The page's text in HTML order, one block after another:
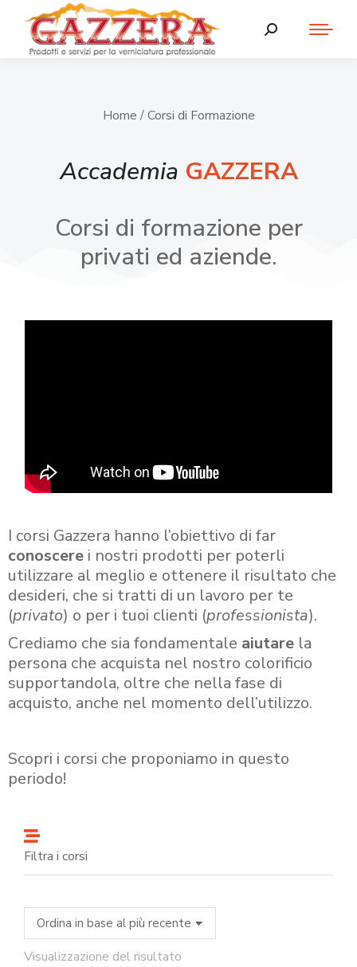
Home / Corsi di Formazione
Accademia GAZZERA
Corsi di formazione per
privati ed aziende.
I corsi Gazzera hanno l’obiettivo di far
conoscere i nostri prodotti per poterli
utilizzare al meglio e ottenere il risultato che
desideri, che si tratti di un lavoro per te
(privato) o per i tuoi clienti (professionista).
Crediamo che sia fondamentale aiutare la
persona che acquista nel nostro colorificio
supportandola, oltre che nella fase di
acquisto, anche nel momento dell’utilizzo.
Scopri i corsi che proponiamo in questo
periodo!
Filtra i corsi
Visualizzazione del risultato